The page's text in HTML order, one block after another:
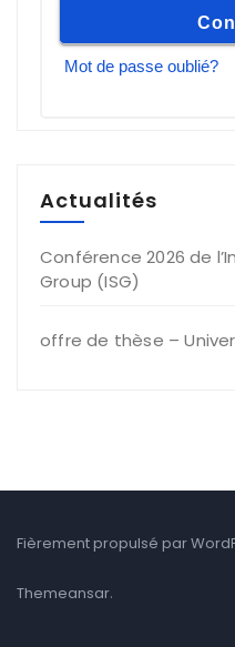
Mot de passe oublié?
Actualités
Conférence 2026 de
Group (ISG)
offre de thèse –
Fièrement propulsé par
Themeansar.